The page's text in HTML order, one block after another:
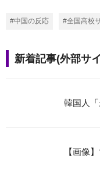
#中国の反応 #全国高校
新着記事(外部サ
韓国人
【画像